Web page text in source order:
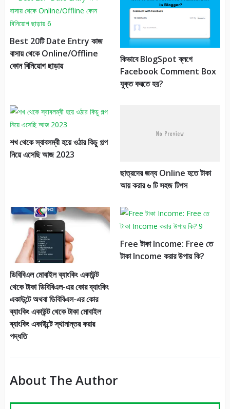
Best 20টি Date Entry কাজ
বাসায় থেকে Online/Offline
কোন বিনিয়োগ ছাড়ায়
কিভাবে BlogSpot ব্লগে
Facebook Comment Box
যুক্ত করতে হয়?
শখ থেকে স্বাবলম্বী হয়ে ওঠার কিচু গল্প
নিয়ে এসেছি আজ 2023
ছাত্রদের জন্য Online হতে টাকা
আয় করার ৬ টি সহজ টিপস
ডিবিবিএল মোবাইল ব্যাংকিং একাউন্ট
থেকে টাকা ডিবিবিএল-এর কোর ব্যাংকিং
একাউন্টে অথবা ডিবিবিএল-এর কোর
ব্যাংকিং একাউন্ট থেকে টাকা মোবাইল
ব্যাংকিং একাউন্টে স্থানান্তর করার
পদ্ধতি
Free টাকা Income: Free তে
টাকা Income করার উপায় কি?
About The Author